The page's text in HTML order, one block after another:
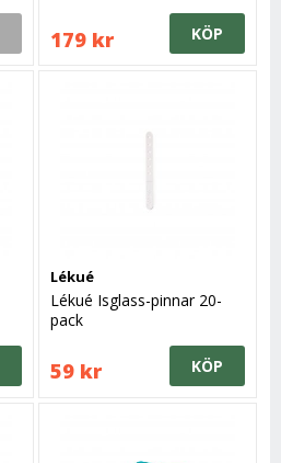
179 kr KÖP
Lékué
Lékué Isglass-pinnar 20-
pack
59 kr KÖP